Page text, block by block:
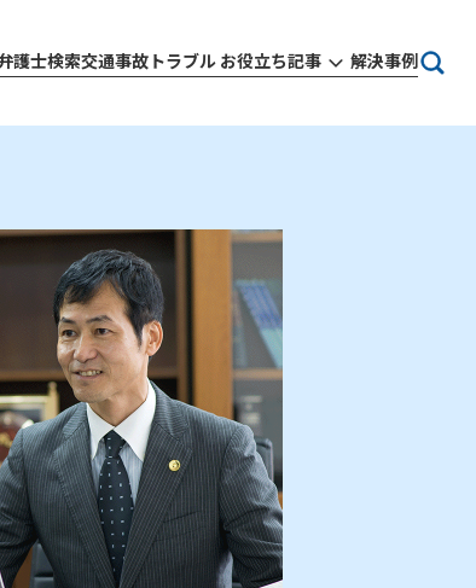
護士検索交通事故トラブル お役立ち記事 解決事例